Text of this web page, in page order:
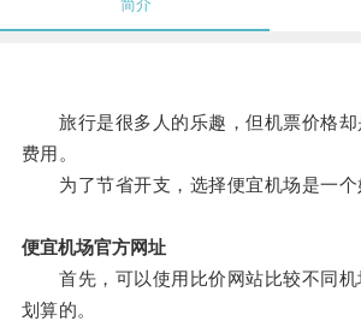
简介
旅行是很多人的乐趣，但机票价格却
费用。
为了节省开支，选择便宜机场是一个
便宜机场官方网址
首先，可以使用比价网站比较不同机
划算的。